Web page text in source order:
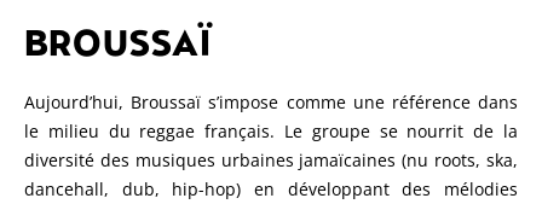
BROUSSAÏ
Aujourd’hui, Broussaï s’impose comme une référence dans
le milieu du reggae français. Le groupe se nourrit de la
diversité des musiques urbaines jamaïcaines (nu roots, ska,
dancehall, dub, hip-hop) en développant des mélodies